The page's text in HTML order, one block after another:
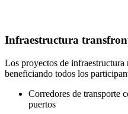
Infraestructura
Los proyectos de
beneficiando todos los
Corredores de transporte
puertos